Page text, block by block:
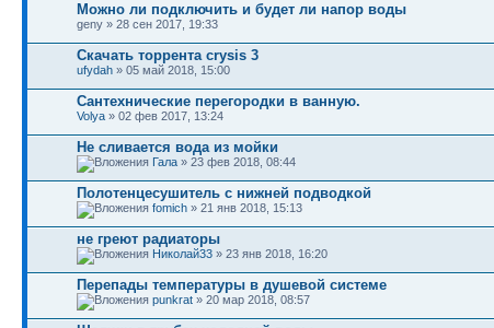
Можно ли подключить и будет ли напор воды
geny » 28 сен 2017, 19:33
Скачать торрента crysis 3
ufydah » 05 май 2018, 15:00
Сантехнические перегородки в ванную.
Volya » 02 фев 2017, 13:24
Не сливается вода из мойки
Гала » 23 фев 2018, 08:44
Полотенцесушитель с нижней подводкой
fomich » 21 янв 2018, 15:13
не греют радиаторы
Николай33 » 23 янв 2018, 16:20
Перепады температуры в душевой системе
punkrat » 20 мар 2018, 08:57